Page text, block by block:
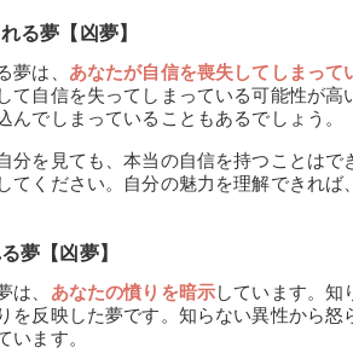
る夢【凶夢】
夢は、 あなたが自信を喪失してしまって
て自信を失ってしまっている可能性が
んでしまっていることもあるでしょう。
分を見ても、本当の自信を持つことは
てください。自分の魅力を理解できれ
夢【凶夢】
は、 あなたの憤りを暗示しています。知
を反映した夢です。知らない異性から
います。